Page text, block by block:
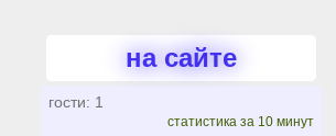
на сайте
гости: 1
статистика за 10 минут